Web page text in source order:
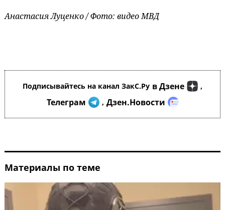
Анастасия Луценко / Фото: видео МВД
Подписывайтесь на канал ЗакС.Ру в Дзене ,
Телеграм , Дзен.Новости
Материалы по теме